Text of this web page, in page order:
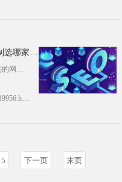
西宁高端网站定制多少钱?西宁网站定制选哪家公司好?
西宁网站定制费用，如果是高端建站，涉及到的网站定制费用因素有很多，从设计、制作、开发整个环节都会产生费用。西宁高端网站定制多少钱?西宁网站定制哪家公司好?这里统一回答。 一、西宁高端网站定制多少钱? 1、网站定制属性 比如你的网站是商城网站、行业网站、论坛网站还是普通企业官网。因为类别不同，在很多功能程序上就千差万别，......https://cdnanqi.cn/ruanjiankaifa/19956.html
5 下一页 末页